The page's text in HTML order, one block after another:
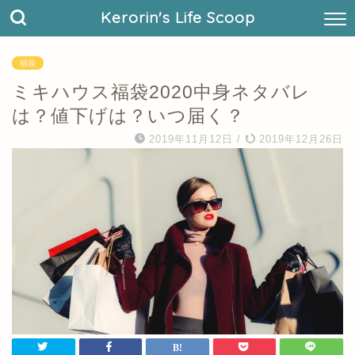
Kerorin's Life Scoop
福袋
ミキハウス福袋2020中身ネタバレ
は？値下げは？いつ届く？
2019年11月12日 / 2019年12月26日